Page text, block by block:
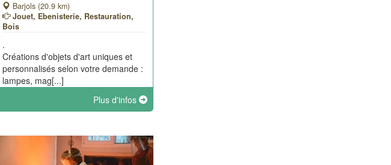
Barjols (20.9 km)
Jouet, Ebenisterie, Restauration,
Bois
.
Créations d'objets d'art uniques et
personnalisés selon votre demande :
lampes, mag[...]
Plus d'infos